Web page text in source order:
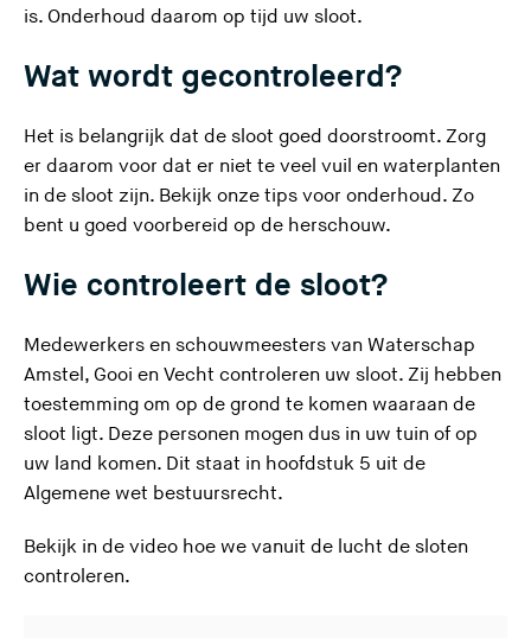
is. Onderhoud daarom op tijd uw sloot.
Wat wordt gecontroleerd?
Het is belangrijk dat de sloot goed doorstroomt. Zorg
er daarom voor dat er niet te veel vuil en waterplanten
in de sloot zijn. Bekijk onze tips voor onderhoud . Zo
bent u goed voorbereid op de herschouw.
Wie controleert de sloot?
Medewerkers en schouwmeesters van Waterschap
Amstel, Gooi en Vecht controleren uw sloot. Zij hebben
toestemming om op de grond te komen waaraan de
sloot ligt. Deze personen mogen dus in uw tuin of op
uw land komen. Dit staat in hoofdstuk 5 uit de
Algemene wet bestuursrecht.
Bekijk in de video hoe we vanuit de lucht de sloten
controleren.